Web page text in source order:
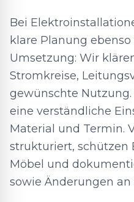
Bei
klare Planung
Umsetzung: Wir
Stromkreise,
gewünschte
eine verständliche
Material und Termin.
strukturiert, schützen
Möbel und
sowie Änderungen an